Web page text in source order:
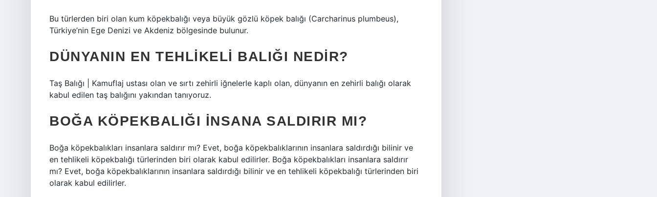
Bu türlerden biri olan kum köpekbalığı veya büyük gözlü köpek balığı (Carcharinus plumbeus),
Türkiye’nin Ege Denizi ve Akdeniz bölgesinde bulunur.
DÜNYANIN EN TEHLIKELI BALIĞI NEDIR?
Taş Balığı | Kamuflaj ustası olan ve sırtı zehirli iğnelerle kaplı olan, dünyanın en zehirli balığı olarak
kabul edilen taş balığını yakından tanıyoruz.
BOĞA KÖPEKBALIĞI INSANA SALDIRIR MI?
Boğa köpekbalıkları insanlara saldırır mı? Evet, boğa köpekbalıklarının insanlara saldırdığı bilinir ve
en tehlikeli köpekbalığı türlerinden biri olarak kabul edilirler. Boğa köpekbalıkları insanlara saldırır
mı? Evet, boğa köpekbalıklarının insanlara saldırdığı bilinir ve en tehlikeli köpekbalığı türlerinden biri
olarak kabul edilirler.